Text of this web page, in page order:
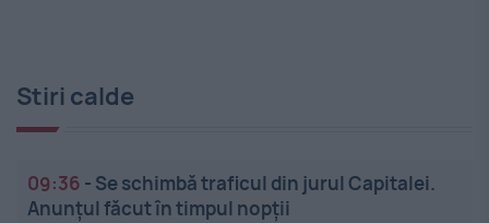
Stiri calde
09:36 - Se schimbă traficul din jurul Capitalei.
Anunțul făcut în timpul nopții